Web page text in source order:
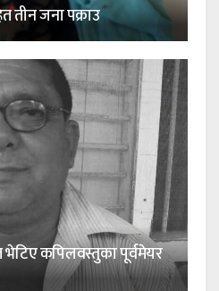
तीन जना पक्राउ
भेटिए कपिलवस्तुका पूर्वमेयर